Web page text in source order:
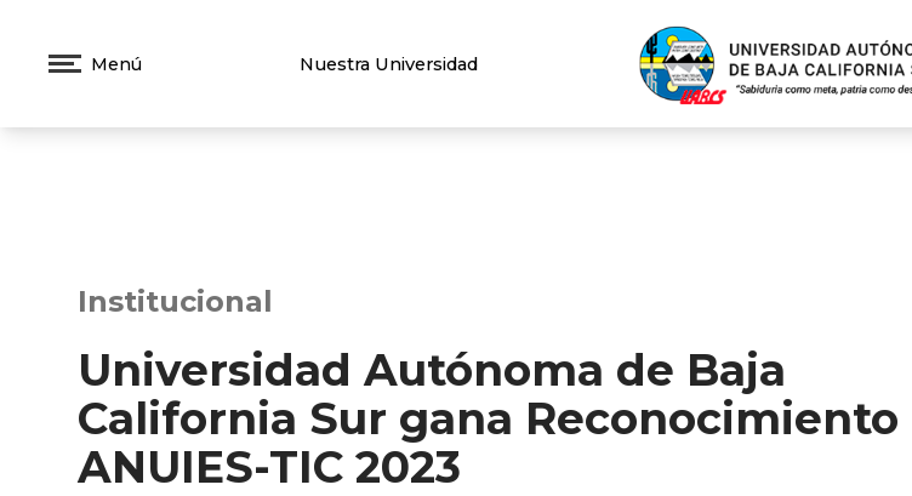
Menú Nuestra Universidad
Institucional
Universidad Autónoma de Baja
California Sur gana Reconocimiento
ANUIES-TIC 2023